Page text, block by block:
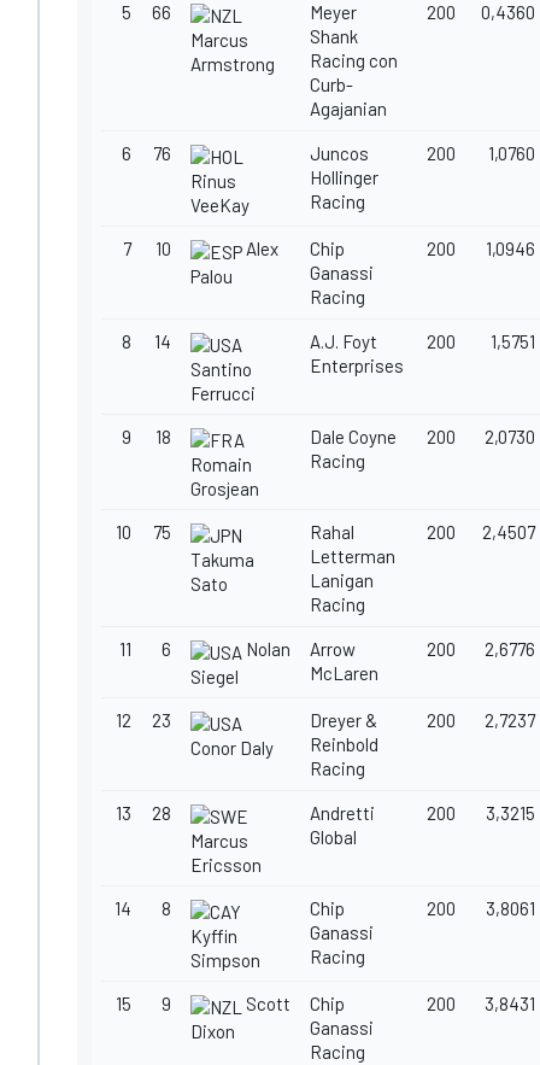
5
66
Marcus
Armstrong
Meyer
Shank
Racing con
Curb-
Agajanian
200 0,4360
6
76
Rinus
VeeKay
Juncos
Hollinger
Racing
200 1,0760
7 10
Alex
Palou
Chip
Ganassi
Racing
200 1,0946
8
14
Santino
Ferrucci
A.J. Foyt
Enterprises
200 1,5751
9
18
Romain
Grosjean
Dale Coyne
Racing
200 2,0730
10
75
Takuma
Sato
Rahal
Letterman
Lanigan
Racing
200 2,4507
11 6
Nolan
Siegel
Arrow
McLaren
200 2,6776
12
23
Conor Daly
Dreyer &
Reinbold
Racing
200 2,7237
13
28
Marcus
Ericsson
Andretti
Global
200 3,3215
14
8
Kyffin
Simpson
Chip
Ganassi
Racing
200 3,8061
15 9
Scott
Dixon
Chip
Ganassi
Racing
200 3,8431